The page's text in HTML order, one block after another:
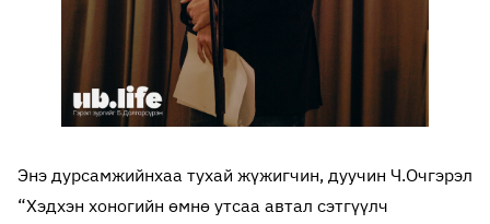
Энэ дурсамжийнхаа тухай жүжигчин, дуучин Ч.Очгэрэл
“Хэдхэн хоногийн өмнө утсаа автал сэтгүүлч